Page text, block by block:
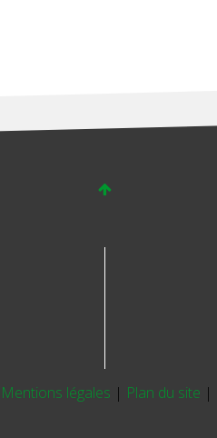
Mentions légales | Plan du site |